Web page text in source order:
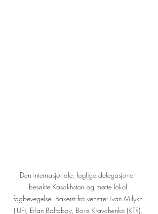
Den internasjonale, faglige delegasjonen
besøkte Kasakhstan og møtte lokal
fagbevegelse. Bakerst fra venstre: Ivan Milykh
(IUF), Erlan Baltabay, Boris Kravchenko (KTR),